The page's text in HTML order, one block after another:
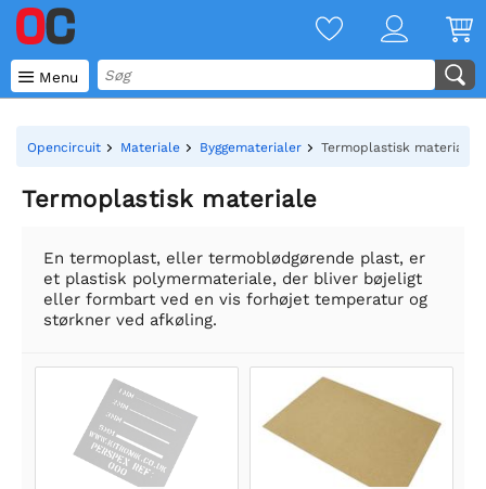
 Menu
Opencircuit Materiale Byggematerialer Termoplastisk materiale
Termoplastisk materiale
En termoplast, eller termoblødgørende plast, er
et plastisk polymermateriale, der bliver bøjeligt
eller formbart ved en vis forhøjet temperatur og
størkner ved afkøling.